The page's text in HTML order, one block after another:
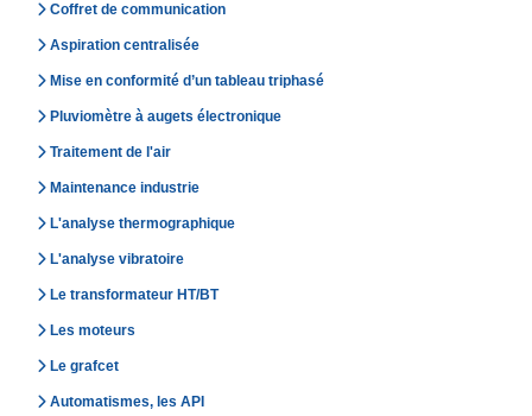
Coffret de communication
Aspiration centralisée
Mise en conformité d’un tableau triphasé
Pluviomètre à augets électronique
Traitement de l'air
Maintenance industrie
L'analyse thermographique
L'analyse vibratoire
Le transformateur HT/BT
Les moteurs
Le grafcet
Automatismes, les API